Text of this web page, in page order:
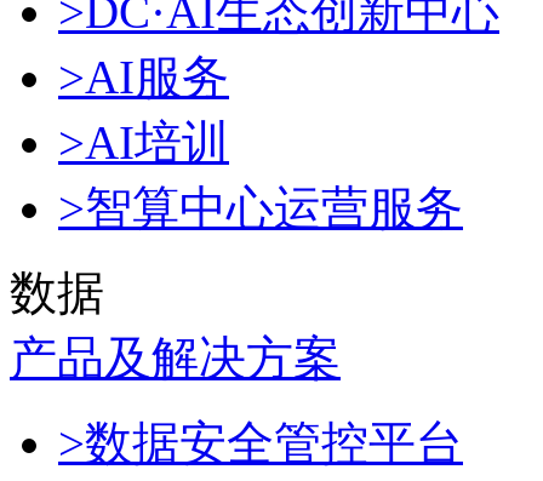
>DC·AI生态创新中心
>AI服务
>AI培训
>智算中心运营服务
数据
产品及解决方案
>数据安全管控平台